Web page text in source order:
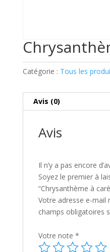
Catégorie : Tous les
Avis (0)
Avis
Il n’y a pas encore
Soyez le premier à
“Chrysanthème à
Votre adresse e-mail
champs obligatoires
Votre note *